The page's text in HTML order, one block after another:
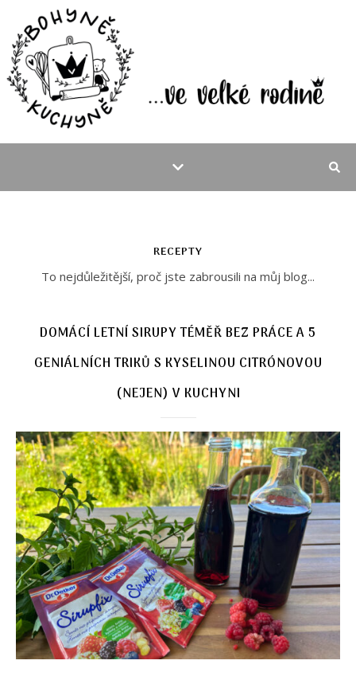
RECEPTY
To nejdůležitější, proč jste zabrousili na můj blog...
DOMÁCÍ LETNÍ SIRUPY TÉMĚŘ BEZ PRÁCE A 5
GENIÁLNÍCH TRIKŮ S KYSELINOU CITRÓNOVOU
(NEJEN) V KUCHYNI